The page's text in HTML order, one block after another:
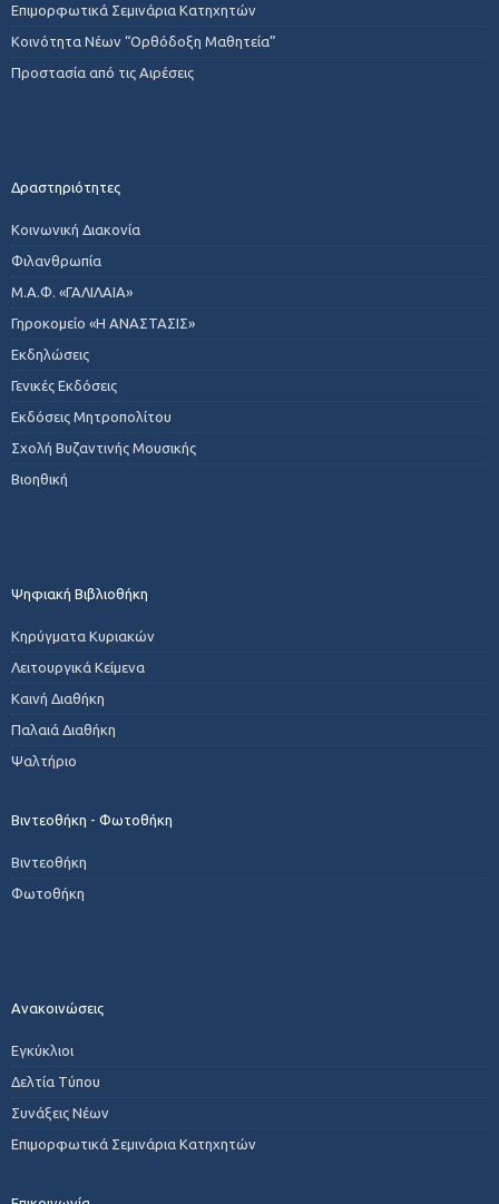
Επιμορφωτικά Σεμινάρια Κατηχητών
Κοινότητα Νέων “Ορθόδοξη Μαθητεία”
Προστασία από τις Αιρέσεις
Δραστηριότητες
Κοινωνική Διακονία
Φιλανθρωπία
Μ.Α.Φ. «ΓΑΛΙΛΑΙΑ»
Γηροκομείο «Η ΑΝΑΣΤΑΣΙΣ»
Εκδηλώσεις
Γενικές Εκδόσεις
Εκδόσεις Μητροπολίτου
Σχολή Βυζαντινής Μουσικής
Βιοηθική
Ψηφιακή Βιβλιοθήκη
Κηρύγματα Κυριακών
Λειτουργικά Κείμενα
Καινή Διαθήκη
Παλαιά Διαθήκη
Ψαλτήριο
Βιντεοθήκη - Φωτοθήκη
Βιντεοθήκη
Φωτοθήκη
Ανακοινώσεις
Εγκύκλιοι
Δελτία Τύπου
Συνάξεις Νέων
Επιμορφωτικά Σεμινάρια Κατηχητών